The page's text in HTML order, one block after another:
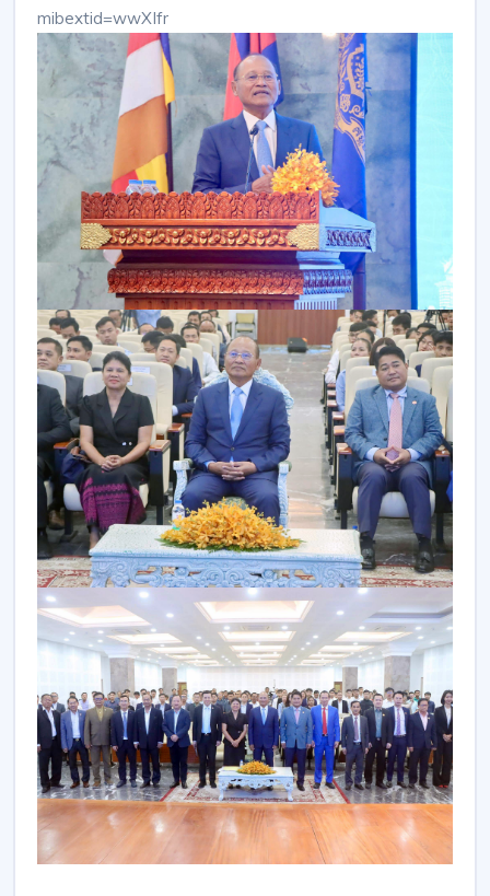
mibextid=wwXIfr